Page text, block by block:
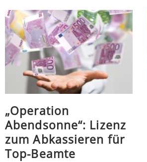
„Operation
Abendsonne“: Lizenz
zum Abkassieren für
Top-Beamte